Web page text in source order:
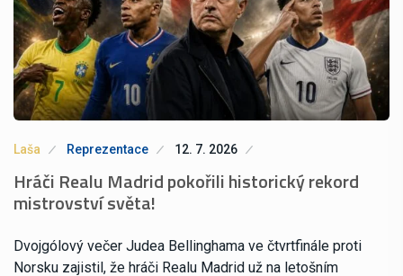
Laša Reprezentace 12. 7. 2026
Hráči Realu Madrid pokořili historický rekord
mistrovství světa!
Dvojgólový večer Judea Bellinghama ve čtvrtfinále proti
Norsku zajistil, že hráči Realu Madrid už na letošním